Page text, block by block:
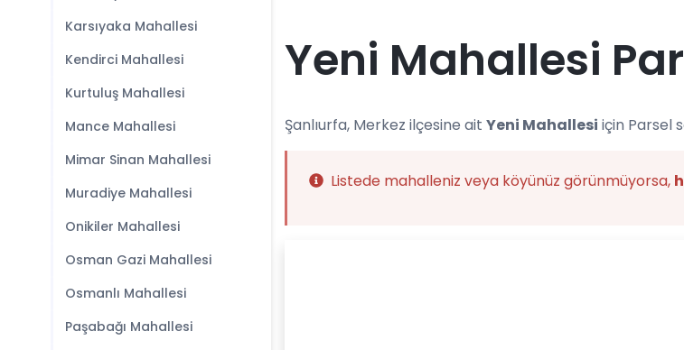
Karsıyaka Mahallesi
Kendirci Mahallesi
Kurtuluş Mahallesi
Mance Mahallesi
Mimar Sinan Mahallesi
Muradiye Mahallesi
Onikiler Mahallesi
Osman Gazi Mahallesi
Osmanlı Mahallesi
Paşabağı Mahallesi
Yeni Mahallesi
Şanlıurfa, Merkez ilçesine ait Yeni Mahallesi için Parsel
Listede mahalleniz veya köyünüz görünmüyorsa,